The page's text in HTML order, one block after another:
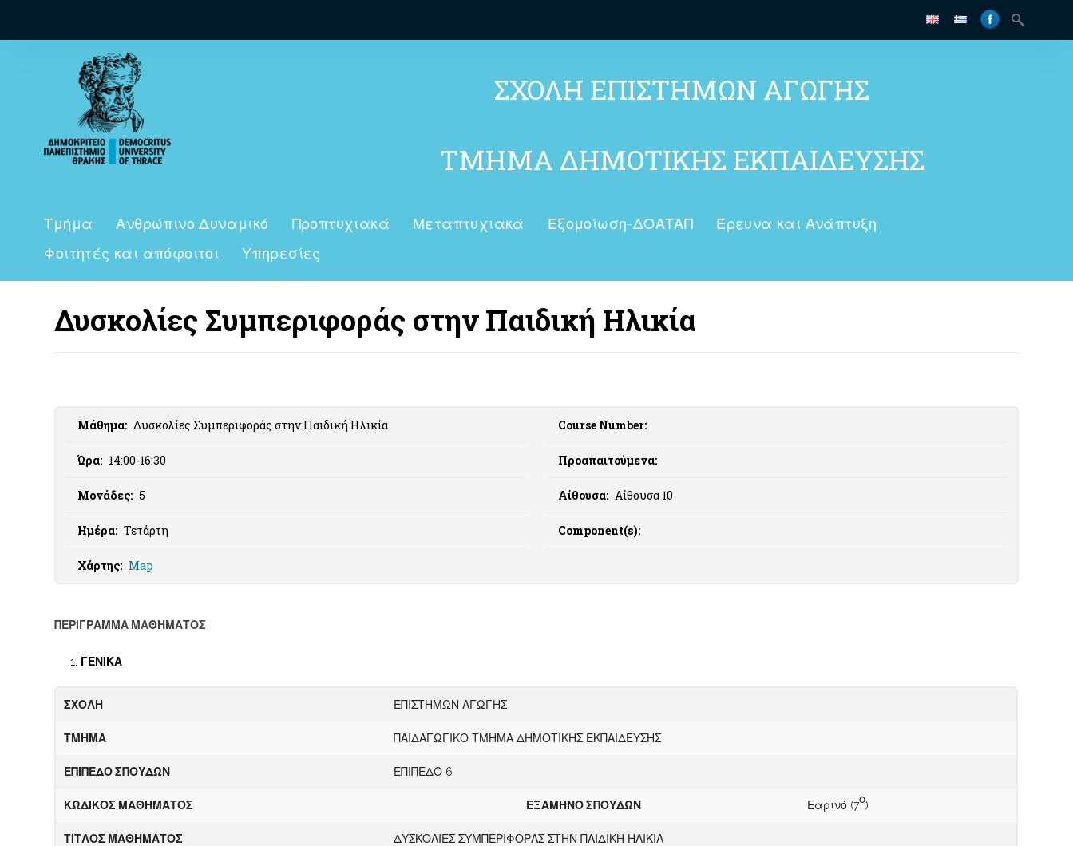
ΣΧΟΛΗ ΕΠΙΣΤΗΜΩΝ ΑΓΩΓΗΣ
ΤΜΗΜΑ ΔΗΜΟΤΙΚΗΣ ΕΚΠΑΙΔΕΥΣΗΣ
Τμήμα Ανθρώπινο Δυναμικό Προπτυχιακά Μεταπτυχιακά Εξομοίωση-ΔΟΑΤΑΠ
Έρευνα και Ανάπτυξη
Φοιτητές και απόφοιτοι
Υπηρεσίες
Δυσκολίες Συμπεριφοράς στην Παιδική Ηλικία
Μάθημα: Δυσκολίες Συμπεριφοράς στην Παιδική Ηλικία Course Number:
Ώρα: 14:00-16:30 Προαπαιτούμενα:
Μονάδες: 5 Αίθουσα: Αίθουσα 10
Ημέρα: Τετάρτη Component(s):
Χάρτης: Map
ΠΕΡΙΓΡΑΜΜΑ ΜΑΘΗΜΑΤΟΣ
ΓΕΝΙΚΑ
ΣΧΟΛΗ ΕΠΙΣΤΗΜΩΝ ΑΓΩΓΗΣ
ΤΜΗΜΑ ΠΑΙΔΑΓΩΓΙΚΟ ΤΜΗΜΑ ΔΗΜΟΤΙΚΗΣ ΕΚΠΑΙΔΕΥΣΗΣ
ΕΠΙΠΕΔΟ ΣΠΟΥΔΩΝ ΕΠΙΠΕΔΟ 6
ΚΩΔΙΚΟΣ ΜΑΘΗΜΑΤΟΣ ΕΞΑΜΗΝΟ ΣΠΟΥΔΩΝ Εαρινό (7ο)
ΤΙΤΛΟΣ ΜΑΘΗΜΑΤΟΣ ΔΥΣΚΟΛΙΕΣ ΣΥΜΠΕΡΙΦΟΡΑΣ ΣΤΗΝ ΠΑΙΔΙΚΗ ΗΛΙΚΙΑ